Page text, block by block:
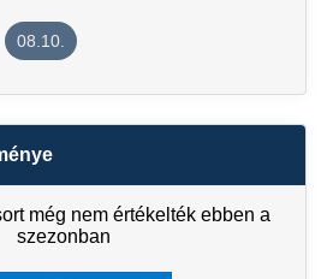
08.10.
még nem értékelték ebben a
szezonban